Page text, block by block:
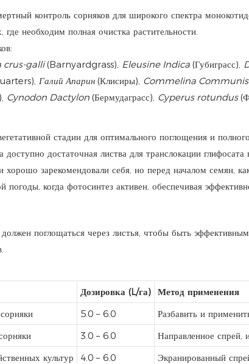
контроль сорняков для широкого спектра
необходим полная очистка растительности.
crus-galli(Barnyardgrass), Eleusine Indica (Губиграсс),
Галий Апарин (Клисиры), Commelina Communis
Cynodon Dactylon (Бермудаграсс), Cyperus rotundus
стадии для оптимального поглощения и
доступно достаточная листва для транслокации
хорошо зарекомендовали себя, но перед началом семян,
когда фотосинтез активен, обеспечивая
поглощаться через листья, чтобы быть
Дозировка (L/га) Метод применения
5.0 – 6.0
Разбавить и
3.0 – 6.0
Направленное спрей,
культур 4.0 – 6.0 Экранированный